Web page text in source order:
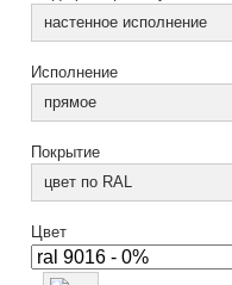
настенное исполнение
Исполнение
прямое
Покрытие
цвет по RAL
Цвет